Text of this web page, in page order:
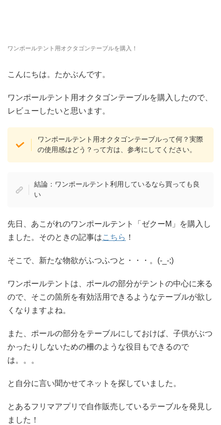
ワンポールテント用オクタゴンテーブルを購入！
こんにちは。たかぶんです。
ワンポールテント用オクタゴンテーブルを購入したので、
レビューしたいと思います。
ワンポールテント用オクタゴンテーブルって何？実際
の使用感はどう？って方は、参考にしてください。
結論：ワンポールテント利用しているなら買っても良
い
先日、あこがれのワンポールテント「ゼクーM」を購入し
ました。そのときの記事はこちら ！
そこで、新たな物欲がふつふつと・・・。(-_-;)
ワンポールテントは、ポールの部分がテントの中心に来る
ので、そこの箇所を有効活用できるようなテーブルが欲し
くなりますよね。
また、ポールの部分をテーブルにしておけば、子供がぶつ
かったりしないための柵のような役目もできるので
は。。。
と自分に言い聞かせてネットを探していました。
とあるフリマアプリで自作販売しているテーブルを発見し
ました！